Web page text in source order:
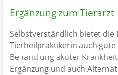
Ergänzung zum Tierarzt
Selbstverständlich bietet
Tierheilpraktikerin auch
Behandlung akuter
Ergänzung und auch